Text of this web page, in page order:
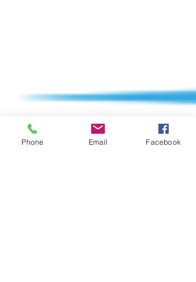
Phone Email Facebook